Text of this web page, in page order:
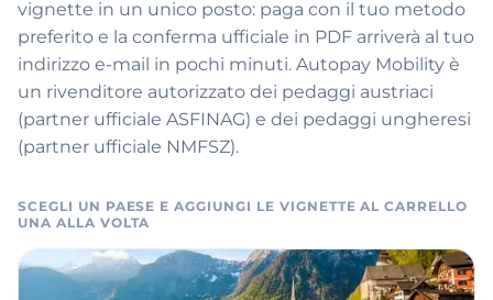
vignette in un unico posto: paga con il tuo metodo
preferito e la conferma ufficiale in PDF arriverà al tuo
indirizzo e-mail in pochi minuti. Autopay Mobility è
un rivenditore autorizzato dei pedaggi austriaci
(partner ufficiale ASFINAG) e dei pedaggi ungheresi
(partner ufficiale NMFSZ).
SCEGLI UN PAESE E AGGIUNGI LE VIGNETTE AL CARRELLO
UNA ALLA VOLTA